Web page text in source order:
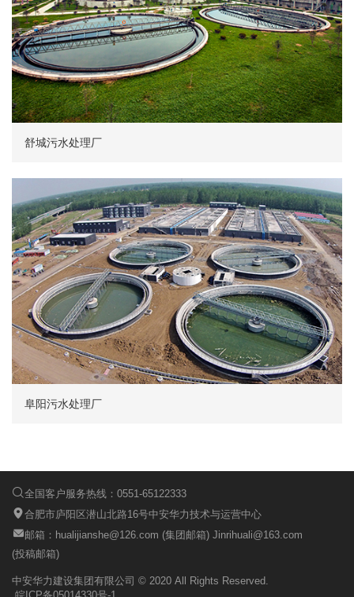
舒城污水处理厂
阜阳污水处理厂
全国客户服务热线：0551-65122333
合肥市庐阳区潜山北路16号中安华力技术与运营中心
邮箱：hualijianshe@126.com (集团邮箱) Jinrihuali@163.com
(投稿邮箱)
中安华力建设集团有限公司 © 2020 All Rights Reserved.